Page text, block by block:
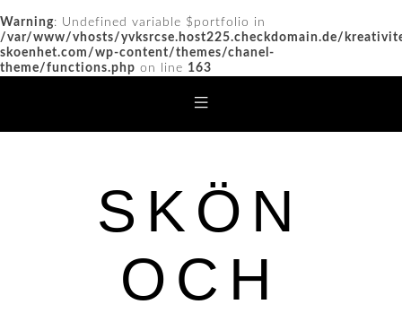
Warning: Undefined variable $portfolio in
/var/www/vhosts/yvksrcse.host225.checkdomain.de/
skoenhet.com/wp-content/themes/chanel-
theme/functions.php on line 163
SKÖN
OCH